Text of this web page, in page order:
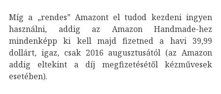
Míg a „rendes” Amazont el tudod kezdeni ingyen
használni, addig az Amazon Handmade-hez
mindenképp ki kell majd fizetned a havi 39,99
dollárt, igaz, csak 2016 augusztusától (az Amazon
addig eltekint a díj megfizetésétől kézművesek
esetében).